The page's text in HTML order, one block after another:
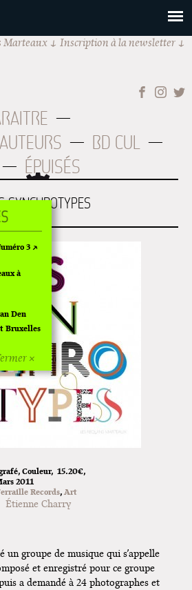
Marteaux
Inscription à la newsletter
AUTEURS
BD CUL
ÉPUISÉS
SYNCHROTYPES
Couleur 15.20€
2011
Records Art
Étienne Charry
un groupe de musique qui s’appelle
et enregistré pour ce groupe
a demandé à 24 photographes et
×
3
à
Den
Bruxelles
!
à